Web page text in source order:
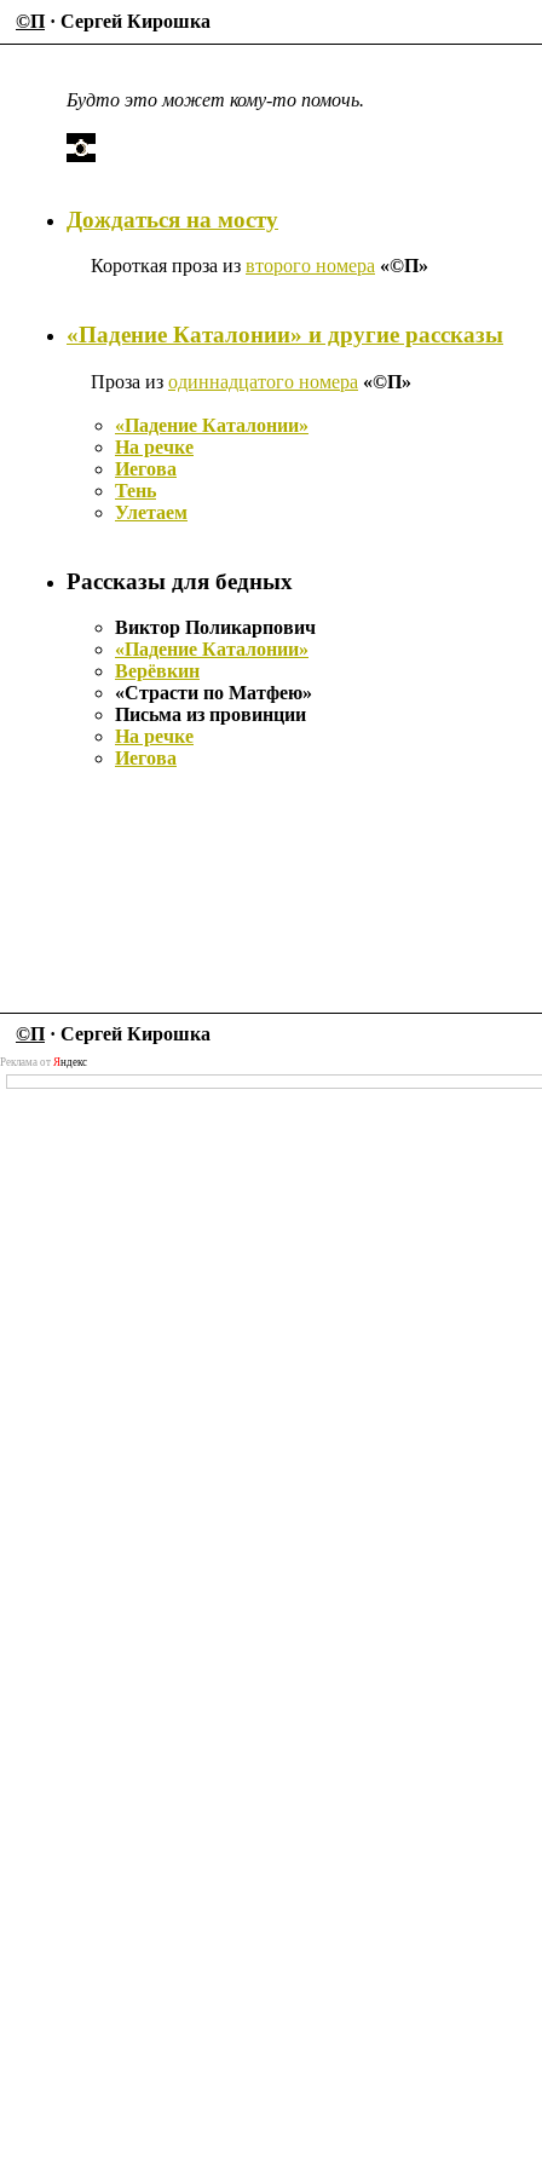
©П · Сергей Кирошка
Будто это может кому-то помочь.
Дождаться на мосту
Короткая проза из второго номера «©П»
«Падение Каталонии» и другие рассказы
Проза из одиннадцатого номера «©П»
«Падение Каталонии»
На речке
Иегова
Тень
Улетаем
Рассказы для бедных
Виктор Поликарпович
«Падение Каталонии»
Верёвкин
«Страсти по Матфею»
Письма из провинции
На речке
Иегова
©П · Сергей Кирошка
Реклама от Яндекс